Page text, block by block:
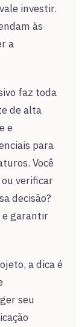
investir.
às
a
faz toda
de alta
e
para
Você
verificar
decisão?
e garantir
a dica é
seu